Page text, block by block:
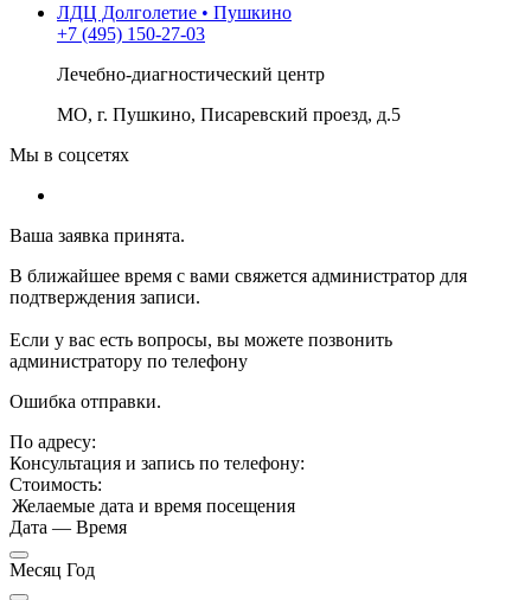
ЛДЦ Долголетие • Пушкино
+7 (495) 150-27-03
Лечебно-диагностический центр
МО, г. Пушкино, Писаревский проезд, д.5
Мы в соцсетях
Ваша заявка принята.
В ближайшее время с вами свяжется администратор для
подтверждения записи.
Если у вас есть вопросы, вы можете позвонить
администратору по телефону
Ошибка отправки.
По адресу:
Консультация и запись по телефону:
Стоимость:
Желаемые дата и время посещения
Дата — Время
Месяц Год